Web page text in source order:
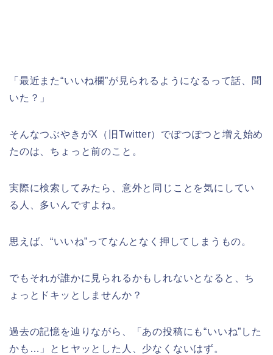
「最近また“いいね欄”が見られるようになるって話、聞
いた？」
そんなつぶやきがX（旧Twitter）でぽつぽつと増え始め
たのは、ちょっと前のこと。
実際に検索してみたら、意外と同じことを気にしてい
る人、多いんですよね。
思えば、“いいね”ってなんとなく押してしまうもの。
でもそれが誰かに見られるかもしれないとなると、ち
ょっとドキッとしませんか？
過去の記憶を辿りながら、「あの投稿にも“いいね”した
かも…」とヒヤッとした人、少なくないはず。